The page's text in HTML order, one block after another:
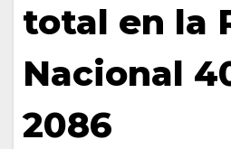
total en la
Nacional
2086